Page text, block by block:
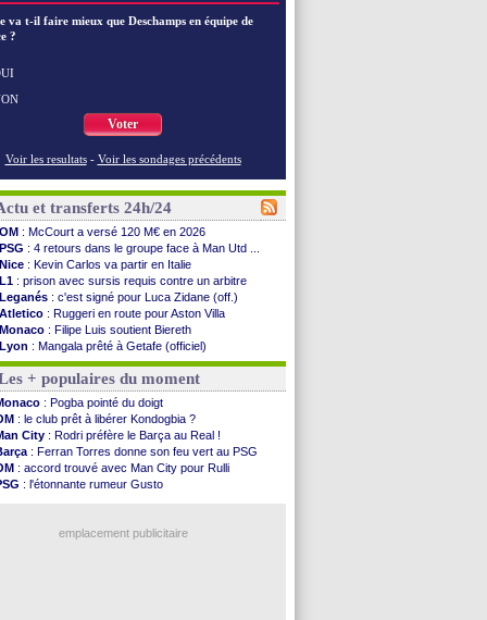
va t-il faire mieux que Deschamps en équipe de
?
Voter
Voir les resultats - Voir les sondages précédents
et transferts 24h/24
OM : McCourt a versé 120 M€ en 2026
PSG : 4 retours dans le groupe face à Man Utd ...
Nice : Kevin Carlos va partir en Italie
L1 : prison avec sursis requis contre un arbitre
Leganés : c'est signé pour Luca Zidane (off.)
Atletico : Ruggeri en route pour Aston Villa
Monaco : Filipe Luis soutient Biereth
Lyon : Mangala prêté à Getafe (officiel)
PSG: Nsoki va signer en Croatie
Arsenal: Naples vise Gabriel Jesus
Real: Mastantuono prêté à la Fiorentina (off.)
Man City : accord avec le Barça pour Rodri ?
Rennes: Haise a prolongé (officiel)
Palace: Tomiyasu a convaincu (officiel)
OM: B. Genesio - "ce n'est pas idéal"
TFC: Sion Oppong signe pour 4 ans (officiel)
PSG : Liverpool va proposer 115 M€ pour ...
: Filipe Luis veut remplacer Akliouche
+ populaires du moment
: Pogba pointé du doigt
: le club prêt à libérer Kondogbia ?
City : Rodri préfère le Barça au Real !
: Ferran Torres donne son feu vert au PSG
: accord trouvé avec Man City pour Rulli
: l'étonnante rumeur Gusto
emplacement publicitaire